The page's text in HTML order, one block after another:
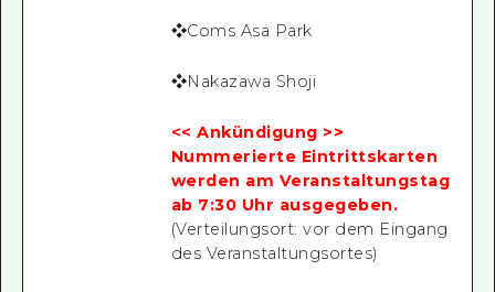
❖Coms Asa Park
❖Nakazawa Shoji
<< Ankündigung >>
Nummerierte Eintrittskarten
werden am Veranstaltungstag
ab 7:30 Uhr ausgegeben.
(Verteilungsort: vor dem Eingang
des Veranstaltungsortes)